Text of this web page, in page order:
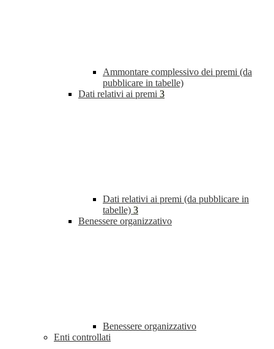
Ammontare complessivo dei premi (da
pubblicare in tabelle)
Dati relativi ai premi 3
Dati relativi ai premi (da pubblicare in
tabelle) 3
Benessere organizzativo
Benessere organizzativo
Enti controllati